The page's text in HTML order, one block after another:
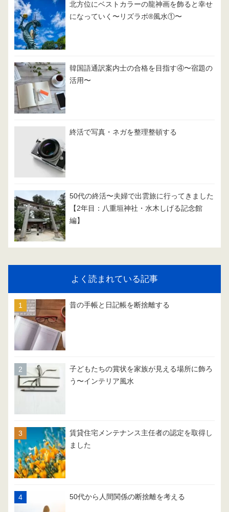
北方位にベストカラーの龍神画を飾ると幸せ
になっていく〜リズラボ®️風水①〜
韓国語通訳案内士の合格を目指す④〜宿題の
活用〜
終活で写真・ネガを整理整頓する
50代の終活〜夫婦で出雲旅に行ってきました
【2年目：八重垣神社・水木しげる記念館
編】
よく読まれている記事
昔の手帳と日記帳を断捨離する
子どもたちの賞状を家族が見える場所に飾ろ
う〜インテリア風水
賃貸住宅メンテナンス主任者の認定を取得し
ました
50代から人間関係の断捨離を考える